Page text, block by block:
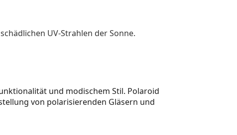
UV-Strahlen der Sonne.
und modischem Stil. Polaroid
von polarisierenden Gläsern und